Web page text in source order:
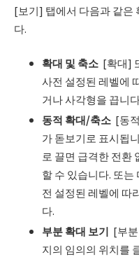
[보기] 탭에서 다음과 같은
다.
확대 및 축소 [확대]
사전 설정된 레벨에
거나 사각형을 끕니
동적 확대/축소 [동
가 돋보기로 표시됩
로 끌면 급격한 전환
할 수 있습니다. 또
전 설정된 레벨에 따
다.
부분 확대 보기 [부
지의 임의의 위치를